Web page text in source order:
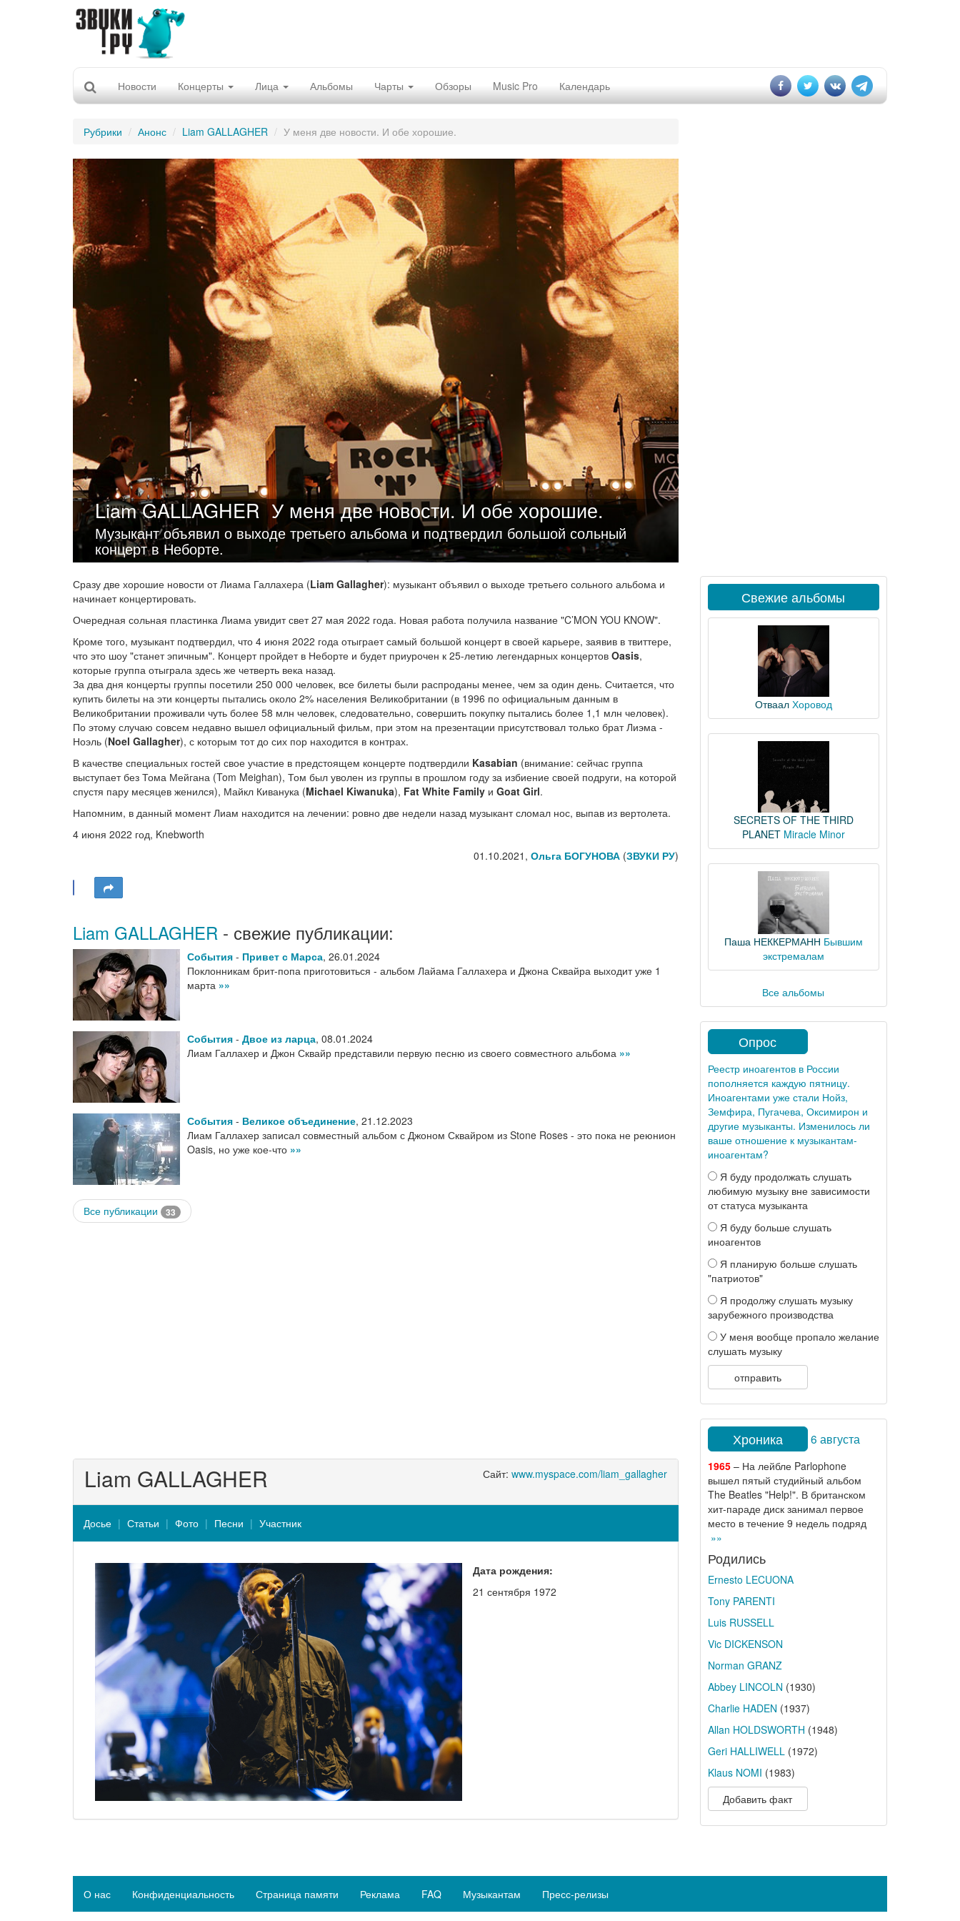
Новости Концерты Лица Альбомы Чарты Обзоры Music Pro Календарь
Рубрики Анонс Liam GALLAGHER У меня две новости. И обе хорошие.
Liam GALLAGHER У меня две новости. И обе хорошие.
Музыкант объявил о выходе третьего альбома и подтвердил большой сольный
концерт в Неборте.
Сразу две хорошие новости от Лиама Галлахера (Liam Gallagher): музыкант объявил о выходе третьего сольного альбома и
начинает концертировать.
Очередная сольная пластинка Лиама увидит свет 27 мая 2022 года. Новая работа получила название "C’MON YOU KNOW".
Кроме того, музыкант подтвердил, что 4 июня 2022 года отыграет самый большой концерт в своей карьере, заявив в твиттере,
что это шоу "станет эпичным". Концерт пройдет в Неборте и будет приурочен к 25-летию легендарных концертов Oasis,
которые группа отыграла здесь же четверть века назад.
За два дня концерты группы посетили 250 000 человек, все билеты были распроданы менее, чем за один день. Считается, что
купить билеты на эти концерты пытались около 2% населения Великобритании (в 1996 по официальным данным в
Великобритании проживали чуть более 58 млн человек, следовательно, совершить покупку пытались более 1,1 млн человек).
По этому случаю совсем недавно вышел официальный фильм, при этом на презентации присутствовал только брат Лиэма -
Ноэль (Noel Gallagher), с которым тот до сих пор находится в контрах.
В качестве специальных гостей свое участие в предстоящем концерте подтвердили Kasabian (внимание: сейчас группа
выступает без Тома Мейгана (Tom Meighan), Том был уволен из группы в прошлом году за избиение своей подруги, на которой
спустя пару месяцев женился), Майкл Киванука (Michael Kiwanuka), Fat White Family и Goat Girl.
Напомним, в данный момент Лиам находится на лечении: ровно две недели назад музыкант сломал нос, выпав из вертолета.
4 июня 2022 год, Knebworth
01.10.2021, Ольга БОГУНОВА(ЗВУКИ РУ)
Liam GALLAGHER - свежие публикации:
События - Привет с Марса, 26.01.2024
Поклонникам брит-попа приготовиться - альбом Лайама Галлахера и Джона Сквайра выходит уже 1
марта »»
События - Двое из ларца, 08.01.2024
Лиам Галлахер и Джон Сквайр представили первую песню из своего совместного альбома »»
События - Великое объединение, 21.12.2023
Лиам Галлахер записал совместный альбом с Джоном Сквайром из Stone Roses - это пока не реюнион
Oasis, но уже кое-что »»
Все публикации 33
Сайт: www.myspace.com/liam_gallagher
Liam GALLAGHER
Досье Статьи Фото Песни Участник
Дата рождения:
21 сентября 1972
Свежие альбомы
Отваал Хоровод
SECRETS OF THE THIRD
PLANET Miracle Minor
Паша НЕККЕРМАНН Бывшим
экстремалам
Все альбомы
Опрос
Реестр иноагентов в России
пополняется каждую пятницу.
Иноагентами уже стали Нойз,
Земфира, Пугачева, Оксимирон и
другие музыканты. Изменилось ли
ваше отношение к музыкантам-
иноагентам?
Я буду продолжать слушать
любимую музыку вне зависимости
от статуса музыканта
Я буду больше слушать
иноагентов
Я планирую больше слушать
"патриотов"
Я продолжу слушать музыку
зарубежного производства
У меня вообще пропало желание
слушать музыку
отправить
Хроника 6 августа
1965– На лейбле Parlophone
вышел пятый студийный альбом
The Beatles "Help!". В британском
хит-параде диск занимал первое
место в течение 9 недель подряд
»»
Родились
Ernesto LECUONA
Tony PARENTI
Luis RUSSELL
Vic DICKENSON
Norman GRANZ
Abbey LINCOLN (1930)
Charlie HADEN (1937)
Allan HOLDSWORTH (1948)
Geri HALLIWELL(1972)
Klaus NOMI (1983)
Добавить факт
О нас Конфиденциальность Страница памяти Реклама FAQ Музыкантам Пресс-релизы